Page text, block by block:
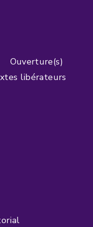
Ouverture(s)
libérateurs